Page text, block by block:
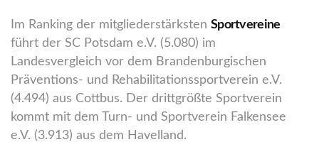
Im Ranking der mitgliederstärksten Sportvereine
führt der SC Potsdam e.V. (5.080) im
Landesvergleich vor dem Brandenburgischen
Präventions- und Rehabilitationssportverein e.V.
(4.494) aus Cottbus. Der drittgrößte Sportverein
kommt mit dem Turn- und Sportverein Falkensee
e.V. (3.913) aus dem Havelland.